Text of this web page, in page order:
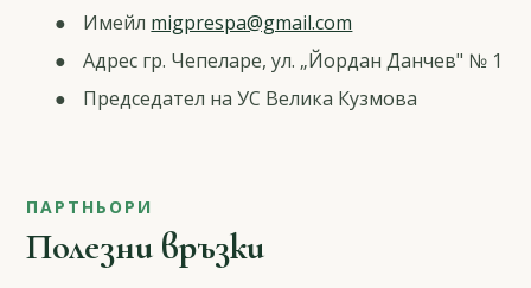
Имейл migprespa@gmail.com
Адрес гр. Чепеларе, ул. „Йордан Данчев" № 1
Председател на УС Велика Кузмова
ПАРТНЬОРИ
Полезни връзки